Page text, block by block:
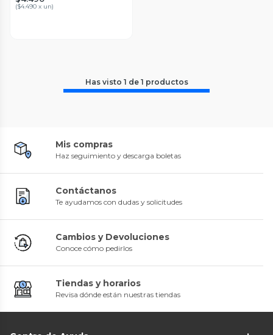
($4.490 x un)
Has visto 1 de 1 productos
Mis compras
Haz seguimiento y descarga boletas
Contáctanos
Te ayudamos con dudas y solicitudes
Cambios y Devoluciones
Conoce cómo pedirlos
Tiendas y horarios
Revisa dónde están nuestras tiendas